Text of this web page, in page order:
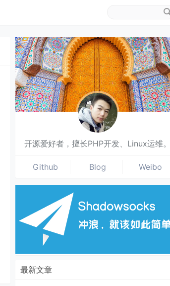
键
字
开源爱好者，擅长PHP开发、Linux运维。
Github Blog Weibo
最新文章